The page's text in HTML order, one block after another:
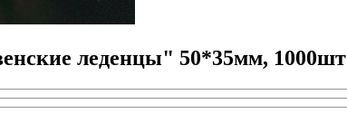
леденцы" 50*35мм, 1000шт